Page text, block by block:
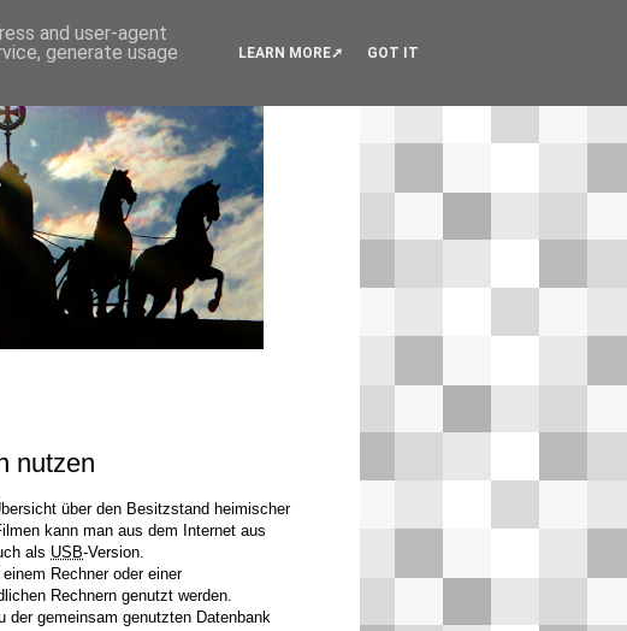
nutzen
über den Besitzstand heimischer
kann man aus dem Internet aus
als USB-Version.
Rechner oder einer
Rechnern genutzt werden.
der gemeinsam genutzten Datenbank
and user-agent
generate usage
LEARN MORE GOT IT